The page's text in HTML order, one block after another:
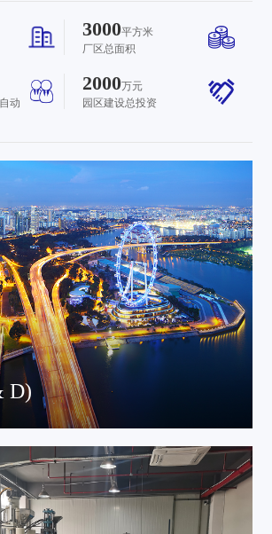
3000平方米
厂区总面积
动
2000万元
园区建设总投资
D)
色冶金人才摇篮”的江西理工大学合作，成